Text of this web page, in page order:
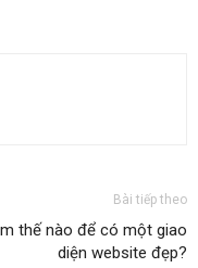
Bài tiếp theo
thế nào để có một giao
diện website đẹp?